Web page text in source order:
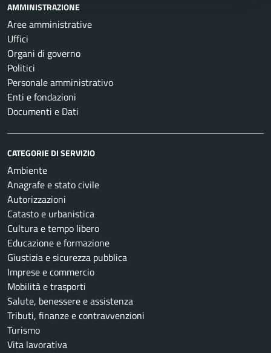
AMMINISTRAZIONE
Aree amministrative
Uffici
Organi di governo
Politici
Personale amministrativo
Enti e fondazioni
Documenti e Dati
CATEGORIE DI SERVIZIO
Ambiente
Anagrafe e stato civile
Autorizzazioni
Catasto e urbanistica
Cultura e tempo libero
Educazione e formazione
Giustizia e sicurezza pubblica
Imprese e commercio
Mobilità e trasporti
Salute, benessere e assistenza
Tributi, finanze e contravvenzioni
Turismo
Vita lavorativa